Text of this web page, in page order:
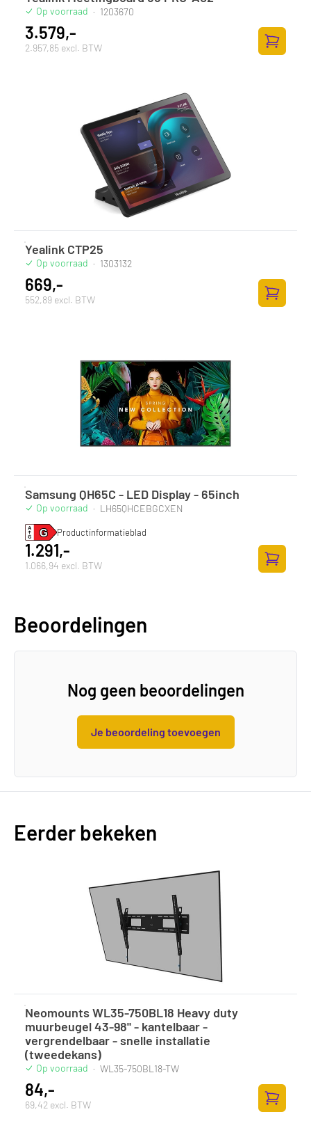
Op voorraad · 1203670
3.579,-
2.957,85 excl. BTW
Yealink CTP25
Op voorraad · 1303132
669,-
552,89 excl. BTW
Samsung QH65C - LED Display - 65inch
Op voorraad · LH65QHCEBGCXEN
Productinformatieblad
1.291,-
1.066,94 excl. BTW
Beoordelingen
Nog geen beoordelingen
Je beoordeling toevoegen
Eerder bekeken
Neomounts WL35-750BL18 Heavy duty
muurbeugel 43-98" - kantelbaar -
vergrendelbaar - snelle installatie
(tweedekans)
Op voorraad · WL35-750BL18-TW
84,-
69,42 excl. BTW